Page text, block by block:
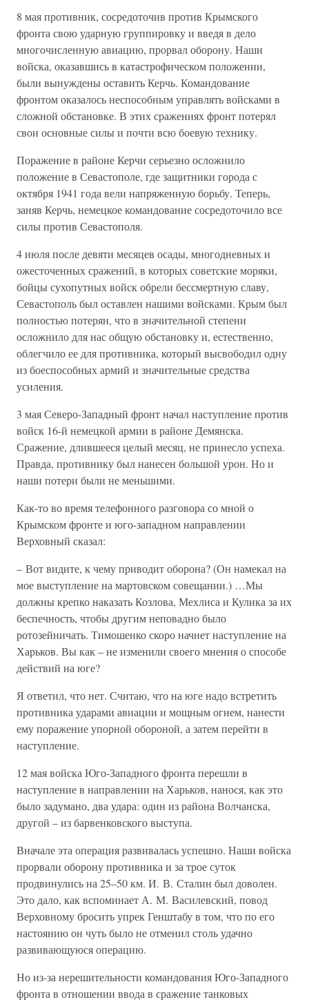
8 мая противник, сосредоточив против Крымского
фронта свою ударную группировку и введя в дело
многочисленную авиацию, прорвал оборону. Наши
войска, оказавшись в катастрофическом положении,
были вынуждены оставить Керчь. Командование
фронтом оказалось неспособным управлять войсками в
сложной обстановке. В этих сражениях фронт потерял
свои основные силы и почти всю боевую технику.
Поражение в районе Керчи серьезно осложнило
положение в Севастополе, где защитники города с
октября 1941 года вели напряженную борьбу. Теперь,
заняв Керчь, немецкое командование сосредоточило все
силы против Севастополя.
4 июля после девяти месяцев осады, многодневных и
ожесточенных сражений, в которых советские моряки,
бойцы сухопутных войск обрели бессмертную славу,
Севастополь был оставлен нашими войсками. Крым был
полностью потерян, что в значительной степени
осложнило для нас общую обстановку и, естественно,
облегчило ее для противника, который высвободил одну
из боеспособных армий и значительные средства
усиления.
3 мая Северо-Западный фронт начал наступление против
войск 16-й немецкой армии в районе Демянска.
Сражение, длившееся целый месяц, не принесло успеха.
Правда, противнику был нанесен большой урон. Но и
наши потери были не меньшими.
Как-то во время телефонного разговора со мной о
Крымском фронте и юго-западном направлении
Верховный сказал:
– Вот видите, к чему приводит оборона? (Он намекал на
мое выступление на мартовском совещании.) …Мы
должны крепко наказать Козлова, Мехлиса и Кулика за их
беспечность, чтобы другим неповадно было
ротозейничать. Тимошенко скоро начнет наступление на
Харьков. Вы как – не изменили своего мнения о способе
действий на юге?
Я ответил, что нет. Считаю, что на юге надо встретить
противника ударами авиации и мощным огнем, нанести
ему поражение упорной обороной, а затем перейти в
наступление.
12 мая войска Юго-Западного фронта перешли в
наступление в направлении на Харьков, нанося, как это
было задумано, два удара: один из района Волчанска,
другой – из барвенковского выступа.
Вначале эта операция развивалась успешно. Наши войска
прорвали оборону противника и за трое суток
продвинулись на 25–50 км. И. В. Сталин был доволен.
Это дало, как вспоминает А. М. Василевский, повод
Верховному бросить упрек Генштабу в том, что по его
настоянию он чуть было не отменил столь удачно
развивающуюся операцию.
Но из-за нерешительности командования Юго-Западного
фронта в отношении ввода в сражение танковых